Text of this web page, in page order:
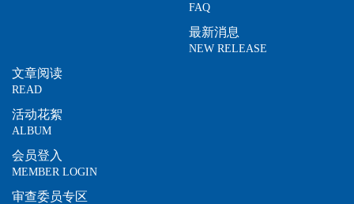
FAQ
最新消息
NEW RELEASE
文章阅读
READ
活动花絮
ALBUM
会员登入
MEMBER LOGIN
审查委员专区